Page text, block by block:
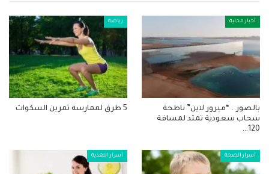
أخبار محلية
بالصور.. “ميرور لاين” ناطحة
سحاب سعودية تمتد لمسافة
120…
رياضة
5 طرق لممارسة تمرين السكوات
أسرار الصحة أسرار التغذية